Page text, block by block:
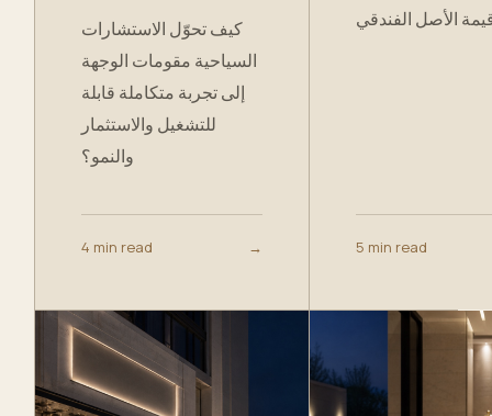
كيف تحوّل الاستشارات
السياحية مقومات الوجهة
إلى تجربة متكاملة قابلة
للتشغيل والاستثمار
والنمو؟
4 min read → 5 min read